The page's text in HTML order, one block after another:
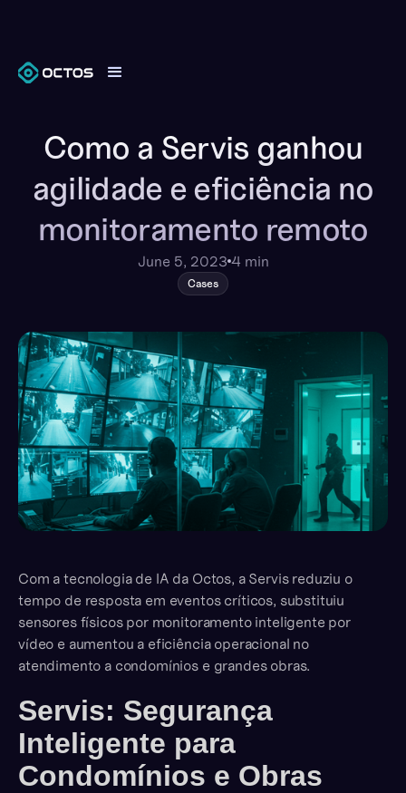
Como a Servis ganhou
agilidade e eficiência no
monitoramento remoto
June 5, 2023 4 min
Cases
Com a tecnologia de IA da Octos, a Servis reduziu o
tempo de resposta em eventos críticos, substituiu
sensores físicos por monitoramento inteligente por
vídeo e aumentou a eficiência operacional no
atendimento a condomínios e grandes obras.
Servis: Segurança
Inteligente para
Condomínios e Obras